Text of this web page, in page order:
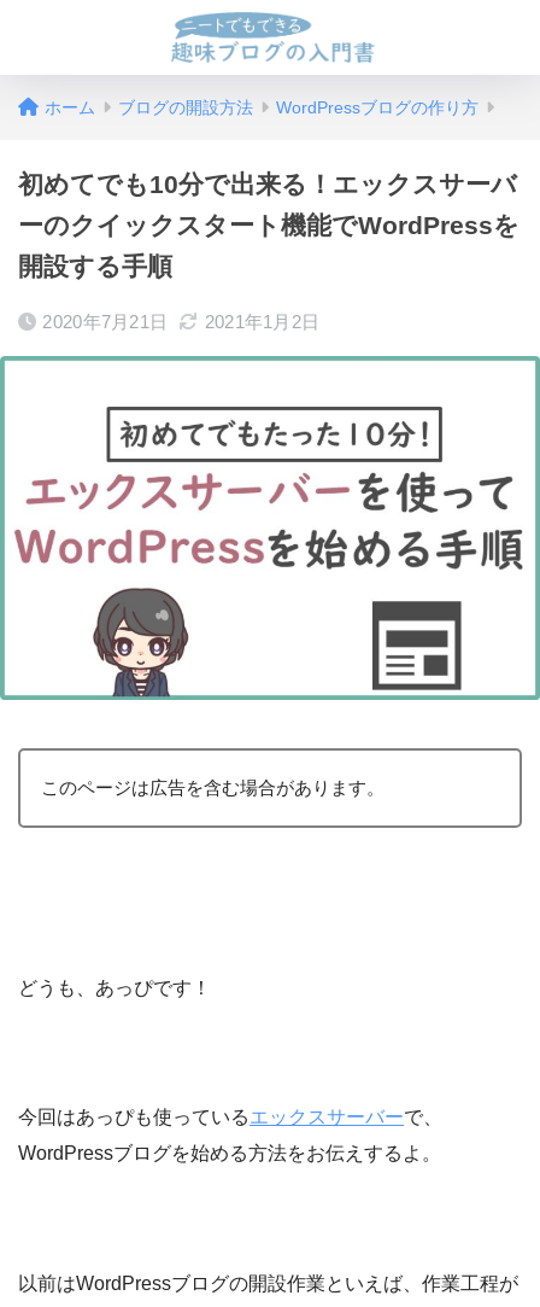
ホーム ブログの開設方法 WordPressブログの作り方
初めてでも10分で出来る！エックスサーバ
ーのクイックスタート機能でWordPressを
開設する手順
2020年7月21日 2021年1月2日
このページは広告を含む場合があります。
どうも、あっぴです！
今回はあっぴも使っているエックスサーバーで、
WordPressブログを始める方法をお伝えするよ。
以前はWordPressブログの開設作業といえば、作業工程が